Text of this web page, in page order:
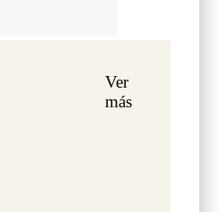
Ver
más